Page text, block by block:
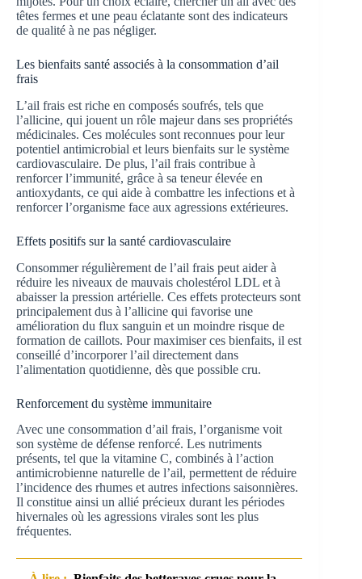
têtes fermes et une peau éclatante sont des indicateurs
de qualité à ne pas négliger.
Les bienfaits santé associés à la consommation d’ail
frais
L’ail frais est riche en composés soufrés, tels que
l’allicine, qui jouent un rôle majeur dans ses propriétés
médicinales. Ces molécules sont reconnues pour leur
potentiel antimicrobial et leurs bienfaits sur le système
cardiovasculaire. De plus, l’ail frais contribue à
renforcer l’immunité, grâce à sa teneur élevée en
antioxydants, ce qui aide à combattre les infections et à
renforcer l’organisme face aux agressions extérieures.
Effets positifs sur la santé cardiovasculaire
Consommer régulièrement de l’ail frais peut aider à
réduire les niveaux de mauvais cholestérol LDL et à
abaisser la pression artérielle. Ces effets protecteurs sont
principalement dus à l’allicine qui favorise une
amélioration du flux sanguin et un moindre risque de
formation de caillots. Pour maximiser ces bienfaits, il est
conseillé d’incorporer l’ail directement dans
l’alimentation quotidienne, dès que possible cru.
Renforcement du système immunitaire
Avec une consommation d’ail frais, l’organisme voit
son système de défense renforcé. Les nutriments
présents, tel que la vitamine C, combinés à l’action
antimicrobienne naturelle de l’ail, permettent de réduire
l’incidence des rhumes et autres infections saisonnières.
Il constitue ainsi un allié précieux durant les périodes
hivernales où les agressions virales sont les plus
fréquentes.